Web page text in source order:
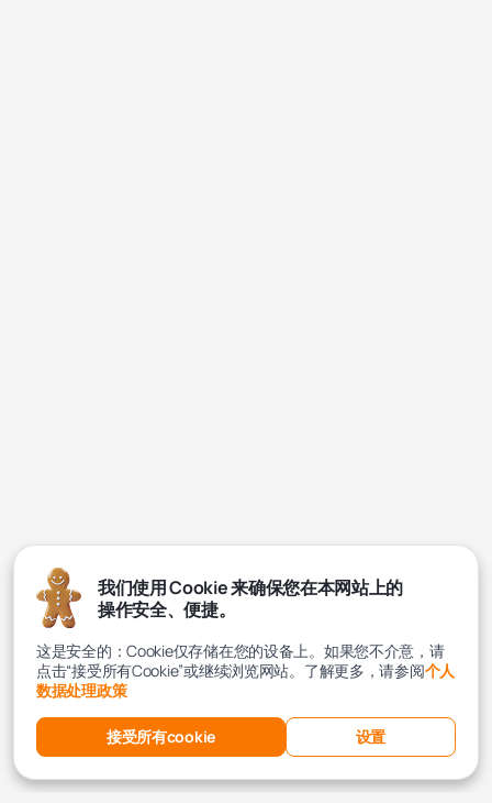
我们使用 Cookie 来确保您在本网站上的
操作安全、便捷。
这是安全的：Cookie仅存储在您的设备上。如果您不介意，请
点击“接受所有Cookie”或继续浏览网站。了解更多，请参阅个人
数据处理政策
接受所有cookie 设置